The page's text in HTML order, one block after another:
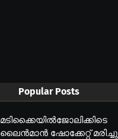
Popular Posts
മടിക്കൈയിൽജോലിക്കിടെ
ലൈൻമാൻ ഷോക്കേറ്റ് മരിച്ചു